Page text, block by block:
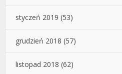
styczeń 2019 (53)
grudzień 2018 (57)
listopad 2018 (62)